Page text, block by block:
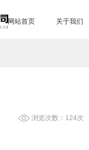
网站首页 关于我们
浏览次数：124次